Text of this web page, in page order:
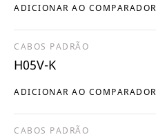
ADICIONAR AO COMPARADOR
ADICIONAR AO COMPARADOR
CABOS PADRÃO
H05V-K
CABOS PADRÃO